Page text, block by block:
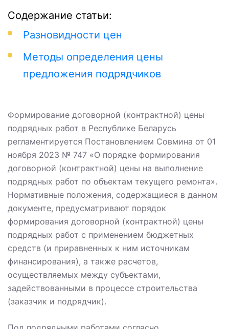
Содержание статьи:
Разновидности цен
Методы определения цены
предложения подрядчиков
Формирование договорной (контрактной) цены
подрядных работ в Республике Беларусь
регламентируется Постановлением Совмина от 01
ноября 2023 № 747 «О порядке формирования
договорной (контрактной) цены на выполнение
подрядных работ по объектам текущего ремонта».
Нормативные положения, содержащиеся в данном
документе, предусматривают порядок
формирования договорной (контрактной) цены
подрядных работ с применением бюджетных
средств (и приравненных к ним источникам
финансирования), а также расчетов,
осуществляемых между субъектами,
задействованными в процессе строительства
(заказчик и подрядчик).